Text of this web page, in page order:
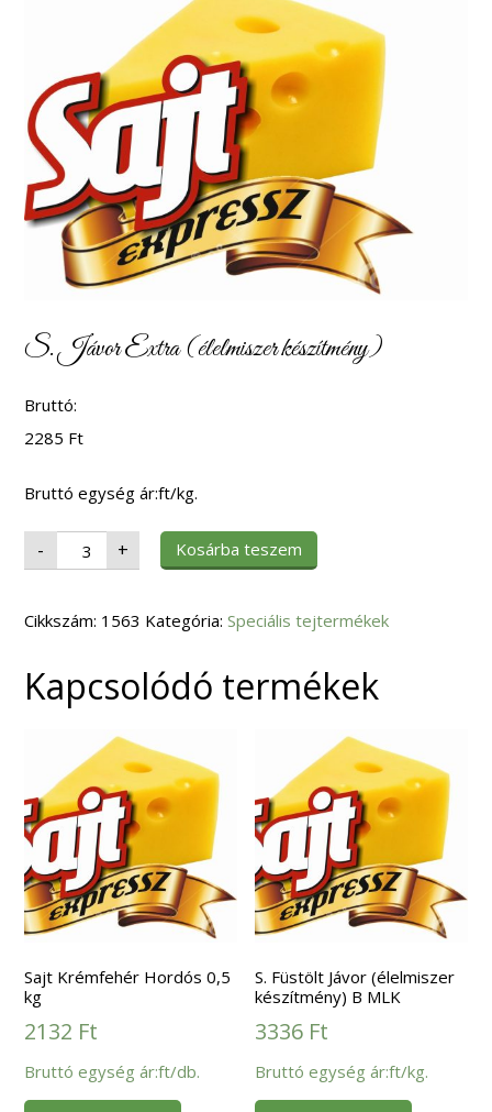
S. Jávor Extra (élelmiszer készítmény)
Bruttó:
2285 Ft
Bruttó egység ár:ft/kg.
- S.
Jávor
Extra
mennyiség
+ Kosárba teszem
Cikkszám: 1563 Kategória:Speciális tejtermékek
Kapcsolódó termékek
Sajt Krémfehér Hordós 0,5
kg
2132 Ft
Bruttó egység ár:ft/db.
S. Füstölt Jávor (élelmiszer
készítmény) B MLK
3336 Ft
Bruttó egység ár:ft/kg.